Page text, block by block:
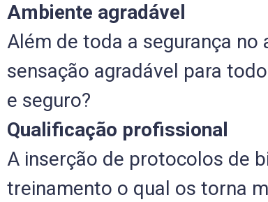
Ambiente agradável
Além de toda a segurança
sensação agradável para
e seguro?
Qualificação profissional
A inserção de protocolos de
treinamento o qual os torna